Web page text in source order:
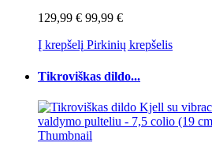
129,99 € 99,99 €
Į krepšelį Pirkinių krepšelis
Tikroviškas dildo...